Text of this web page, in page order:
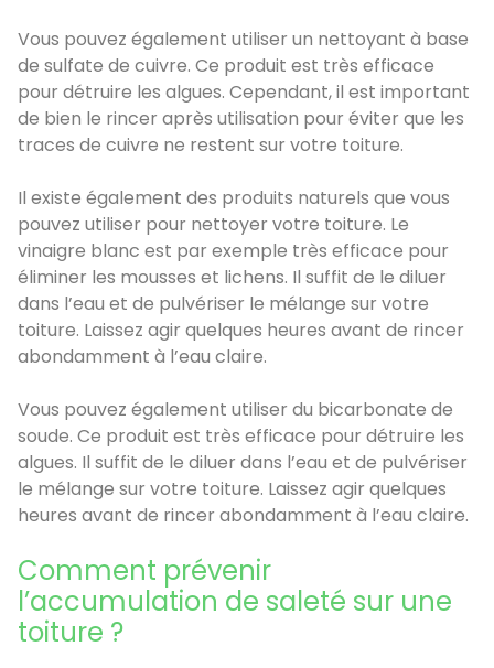
Vous pouvez également utiliser un nettoyant à base
de sulfate de cuivre. Ce produit est très efficace
pour détruire les algues. Cependant, il est important
de bien le rincer après utilisation pour éviter que les
traces de cuivre ne restent sur votre toiture.
Il existe également des produits naturels que vous
pouvez utiliser pour nettoyer votre toiture. Le
vinaigre blanc est par exemple très efficace pour
éliminer les mousses et lichens. Il suffit de le diluer
dans l’eau et de pulvériser le mélange sur votre
toiture. Laissez agir quelques heures avant de rincer
abondamment à l’eau claire.
Vous pouvez également utiliser du bicarbonate de
soude. Ce produit est très efficace pour détruire les
algues. Il suffit de le diluer dans l’eau et de pulvériser
le mélange sur votre toiture. Laissez agir quelques
heures avant de rincer abondamment à l’eau claire.
Comment prévenir
l’accumulation de saleté sur une
toiture ?